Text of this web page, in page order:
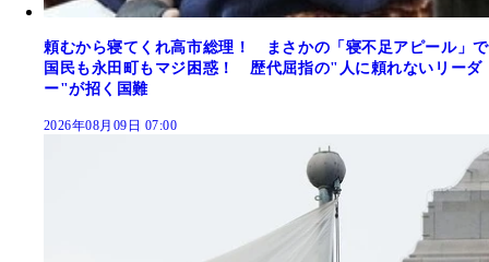
頼むから寝てくれ高市総理！ まさかの「寝不足アピール」で
国民も永田町もマジ困惑！ 歴代屈指の"人に頼れないリーダ
ー"が招く国難
2026年08月09日 07:00